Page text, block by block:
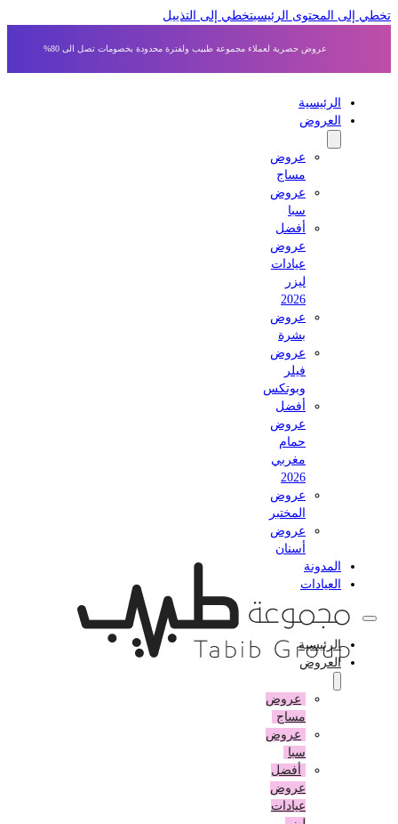
إلى المحتوى الرئيسي تخطي إلى التذييل
عروض حصرية لعملاء مجموعة طبيب ولفترة محدودة بخصومات تصل الى 80%
الرئيسية
العروض
عروض
مساج
عروض
أفضل
عروض
عيادات
عروض
بشرة
عروض
وبوتكس
أفضل
عروض
حمام
مغربي
عروض
المختبر
عروض
أسنان
المدونة
العيادات
الرئيسية
العروض
عروض
مساج
عروض
أفضل
عروض
عيادات